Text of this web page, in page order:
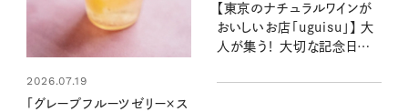
2026.07.19
「グレープフルーツゼリー×ス
【東京のナチュラルワインが
おいしいお店「uguisu」】 大
人が集う！ 大切な記念日や